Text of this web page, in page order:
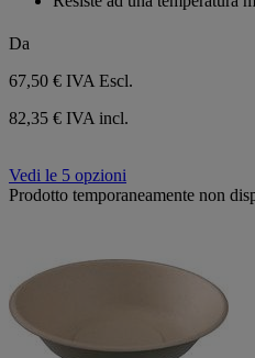
Da
67,50 € IVA Escl.
82,35 € IVA incl.
Vedi le 5 opzioni
Prodotto temporaneamente non